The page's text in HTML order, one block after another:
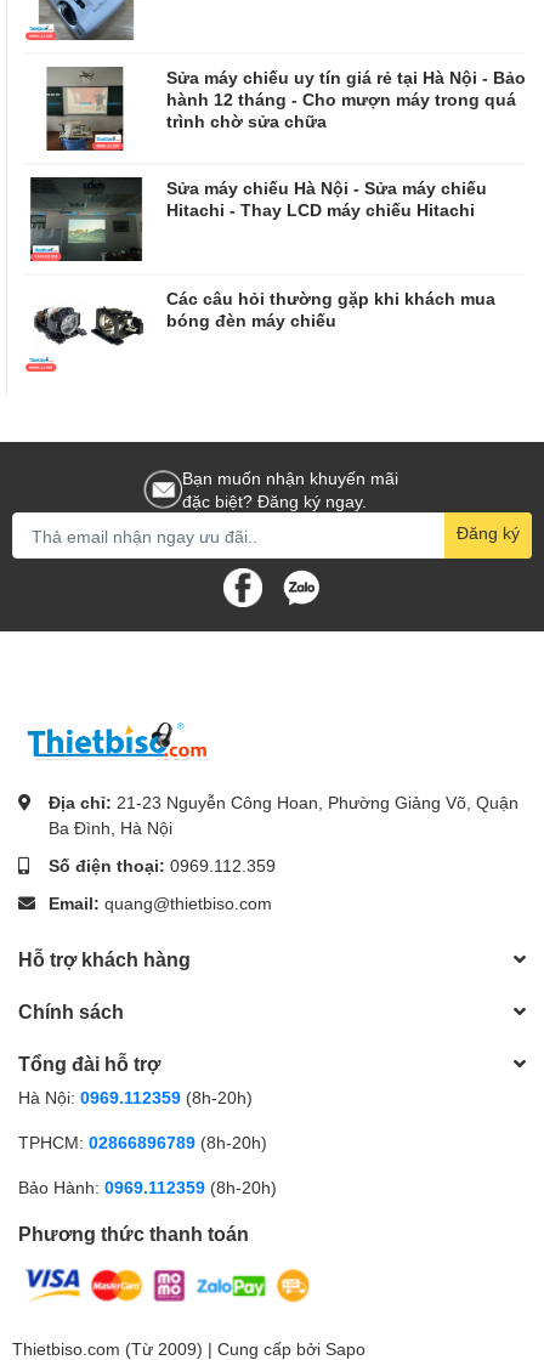
Sửa máy chiếu uy tín giá rẻ tại Hà Nội - Bảo
hành 12 tháng - Cho mượn máy trong quá
trình chờ sửa chữa
​​​​​​​Sửa máy chiếu Hà Nội - Sửa máy chiếu
Hitachi - Thay LCD máy chiếu Hitachi
Các câu hỏi thường gặp khi khách mua
bóng đèn máy chiếu
Bạn muốn nhận khuyến mãi
đặc biệt? Đăng ký ngay.
Đăng ký
Địa chỉ: 21-23 Nguyễn Công Hoan, Phường Giảng Võ, Quận
Ba Đình, Hà Nội
Số điện thoại: 0969.112.359
Email: quang@thietbiso.com
Hỗ trợ khách hàng
Chính sách
Tổng đài hỗ trợ
Hà Nội: 0969.112359 (8h-20h)
TPHCM: 02866896789 (8h-20h)
Bảo Hành: 0969.112359 (8h-20h)
Phương thức thanh toán
Thietbiso.com (Từ 2009) | Cung cấp bởi Sapo